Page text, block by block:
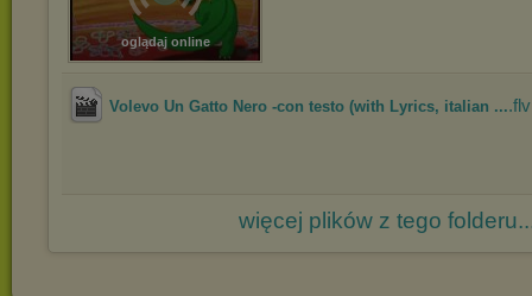
oglądaj online
Volevo Un Gatto Nero -con testo (with Lyrics, italian ....flv
więcej plików z tego